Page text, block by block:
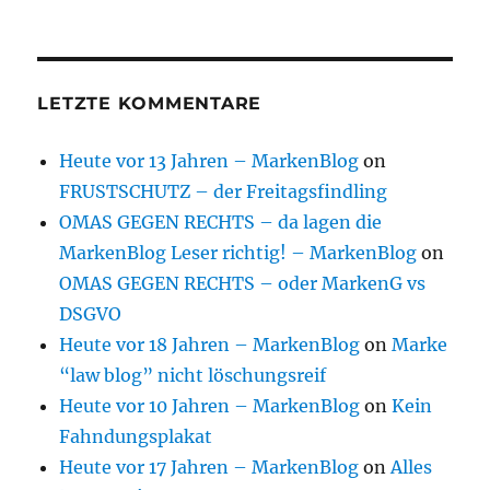
LETZTE KOMMENTARE
Heute vor 13 Jahren – MarkenBlog on
FRUSTSCHUTZ – der Freitagsfindling
OMAS GEGEN RECHTS – da lagen die
MarkenBlog Leser richtig! – MarkenBlog on
OMAS GEGEN RECHTS – oder MarkenG vs
DSGVO
Heute vor 18 Jahren – MarkenBlog onMarke
“law blog” nicht löschungsreif
Heute vor 10 Jahren – MarkenBlog onKein
Fahndungsplakat
Heute vor 17 Jahren – MarkenBlog onAlles